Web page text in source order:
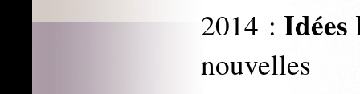
2014 : Idées
nouvelles